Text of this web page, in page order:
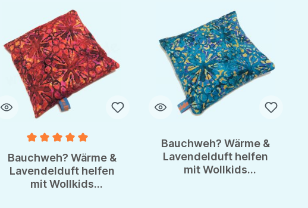
von 5 Sternen
Durchschnittliche Bewertung von 5 von 5 Sternen
Bauchweh? Wärme &
Lavendelduft helfen
mit Wollkids
Bauchweh? Wärme &
Lavendelduft helfen
mit Wollkids